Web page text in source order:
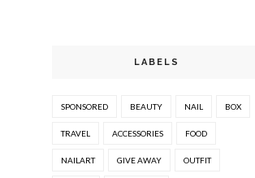
LABELS
SPONSORED BEAUTY NAIL BOX
TRAVEL ACCESSORIES FOOD
NAILART GIVE AWAY OUTFIT